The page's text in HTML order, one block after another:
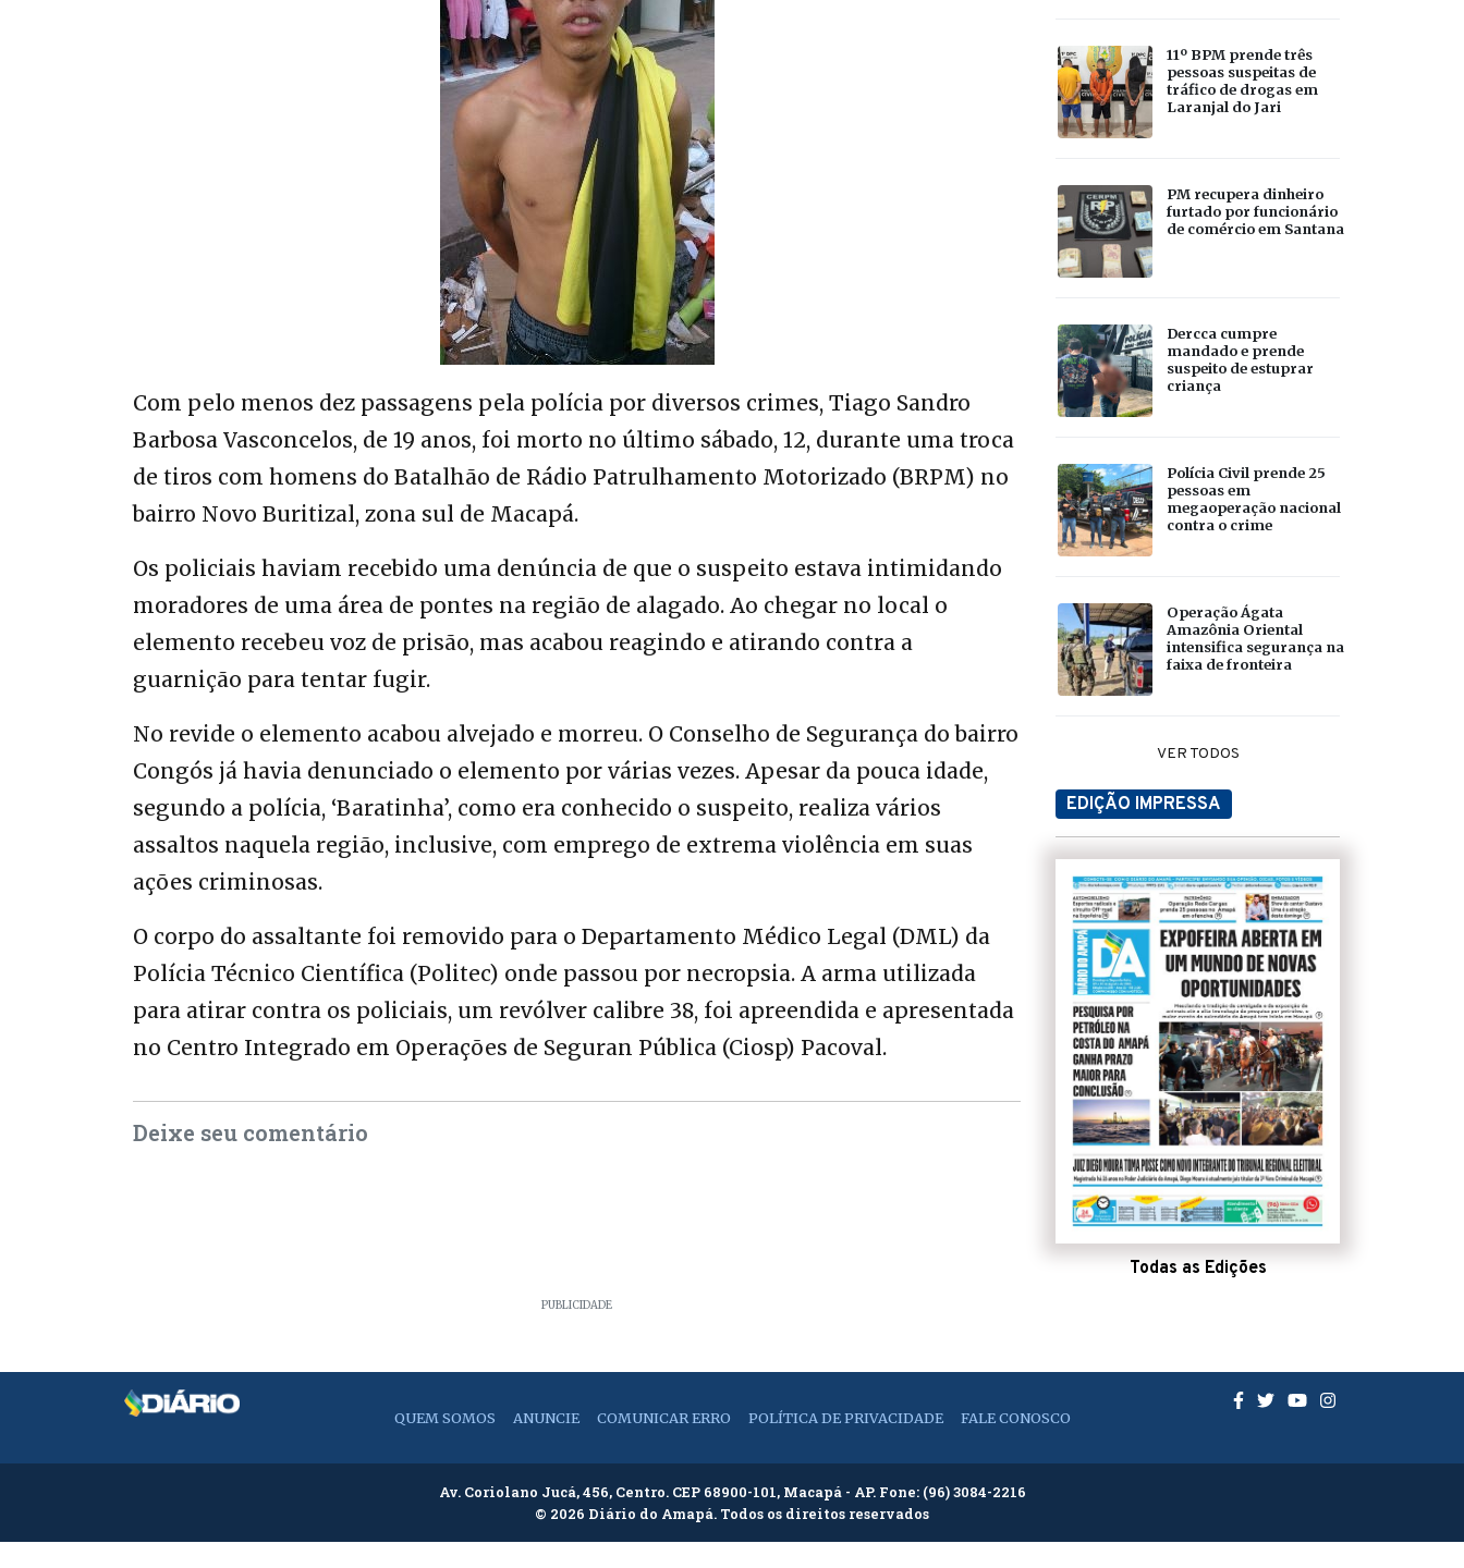
Com pelo menos dez passagens pela polícia por diversos crimes, Tiago Sandro
Barbosa Vasconcelos, de 19 anos, foi morto no último sábado, 12, durante uma troca
de tiros com homens do Batalhão de Rádio Patrulhamento Motorizado (BRPM) no
bairro Novo Buritizal, zona sul de Macapá.
Os policiais haviam recebido uma denúncia de que o suspeito estava intimidando
moradores de uma área de pontes na região de alagado. Ao chegar no local o
elemento recebeu voz de prisão, mas acabou reagindo e atirando contra a
guarnição para tentar fugir.
No revide o elemento acabou alvejado e morreu. O Conselho de Segurança do bairro
Congós já havia denunciado o elemento por várias vezes. Apesar da pouca idade,
segundo a polícia, ‘Baratinha’, como era conhecido o suspeito, realiza vários
assaltos naquela região, inclusive, com emprego de extrema violência em suas
ações criminosas.
O corpo do assaltante foi removido para o Departamento Médico Legal (DML) da
Polícia Técnico Científica (Politec) onde passou por necropsia. A arma utilizada
para atirar contra os policiais, um revólver calibre 38, foi apreendida e apresentada
no Centro Integrado em Operações de Seguran Pública (Ciosp) Pacoval.
Deixe seu comentário
PUBLICIDADE
11º BPM prende três
pessoas suspeitas de
tráfico de drogas em
Laranjal do Jari
PM recupera dinheiro
furtado por funcionário
de comércio em Santana
Dercca cumpre
mandado e prende
suspeito de estuprar
criança
Polícia Civil prende 25
pessoas em
megaoperação nacional
contra o crime
Operação Ágata
Amazônia Oriental
intensifica segurança na
faixa de fronteira
VER TODOS
EDIÇÃO IMPRESSA
Todas as Edições
QUEM SOMOS ANUNCIE COMUNICAR ERRO POLÍTICA DE PRIVACIDADE FALE CONOSCO
Av. Coriolano Jucá, 456, Centro. CEP 68900-101, Macapá - AP. Fone: (96) 3084-2216
© 2026 Diário do Amapá. Todos os direitos reservados